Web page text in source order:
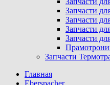
Запчасти
Запчасти
Запчасти
Запчасти
Запчасти
Главная
Eberspacher